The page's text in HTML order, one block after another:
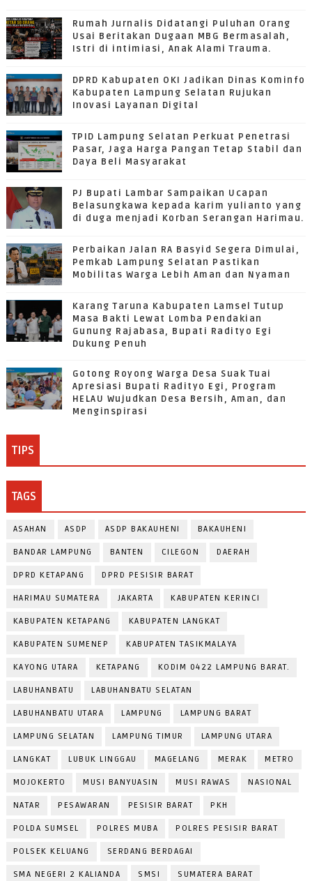
Rumah Jurnalis Didatangi Puluhan Orang
Usai Beritakan Dugaan MBG Bermasalah,
Istri di intimiasi, Anak Alami Trauma.
DPRD Kabupaten OKI Jadikan Dinas Kominfo
Kabupaten Lampung Selatan Rujukan
Inovasi Layanan Digital
TPID Lampung Selatan Perkuat Penetrasi
Pasar, Jaga Harga Pangan Tetap Stabil dan
Daya Beli Masyarakat
PJ Bupati Lambar Sampaikan Ucapan
Belasungkawa kepada karim yulianto yang
di duga menjadi Korban Serangan Harimau.
Perbaikan Jalan RA Basyid Segera Dimulai,
Pemkab Lampung Selatan Pastikan
Mobilitas Warga Lebih Aman dan Nyaman
Karang Taruna Kabupaten Lamsel Tutup
Masa Bakti Lewat Lomba Pendakian
Gunung Rajabasa, Bupati Radityo Egi
Dukung Penuh
Gotong Royong Warga Desa Suak Tuai
Apresiasi Bupati Radityo Egi, Program
HELAU Wujudkan Desa Bersih, Aman, dan
Menginspirasi
TIPS
TAGS
ASAHAN ASDP ASDP BAKAUHENI BAKAUHENI
BANDAR LAMPUNG BANTEN CILEGON DAERAH
DPRD KETAPANG DPRD PESISIR BARAT
HARIMAU SUMATERA JAKARTA KABUPATEN KERINCI
KABUPATEN KETAPANG KABUPATEN LANGKAT
KABUPATEN SUMENEP KABUPATEN TASIKMALAYA
KAYONG UTARA KETAPANG KODIM 0422 LAMPUNG BARAT.
LABUHANBATU LABUHANBATU SELATAN
LABUHANBATU UTARA LAMPUNG LAMPUNG BARAT
LAMPUNG SELATAN LAMPUNG TIMUR LAMPUNG UTARA
LANGKAT LUBUK LINGGAU MAGELANG MERAK METRO
MOJOKERTO MUSI BANYUASIN MUSI RAWAS NASIONAL
NATAR PESAWARAN PESISIR BARAT PKH
POLDA SUMSEL POLRES MUBA POLRES PESISIR BARAT
POLSEK KELUANG SERDANG BERDAGAI
SMA NEGERI 2 KALIANDA SMSI SUMATERA BARAT